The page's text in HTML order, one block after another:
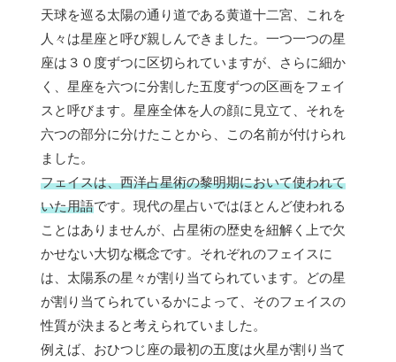
天球を巡る太陽の通り道である黄道十二宮、これを
人々は星座と呼び親しんできました。一つ一つの星
座は３０度ずつに区切られていますが、さらに細か
く、星座を六つに分割した五度ずつの区画をフェイ
スと呼びます。星座全体を人の顔に見立て、それを
六つの部分に分けたことから、この名前が付けられ
ました。
フェイスは、西洋占星術の黎明期において使われて
いた用語です。現代の星占いではほとんど使われる
ことはありませんが、占星術の歴史を紐解く上で欠
かせない大切な概念です。それぞれのフェイスに
は、太陽系の星々が割り当てられています。どの星
が割り当てられているかによって、そのフェイスの
性質が決まると考えられていました。
例えば、おひつじ座の最初の五度は火星が割り当て